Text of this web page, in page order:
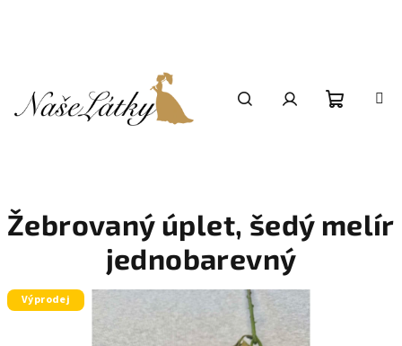
Žebrovaný úplet, šedý melír
jednobarevný
Výprodej